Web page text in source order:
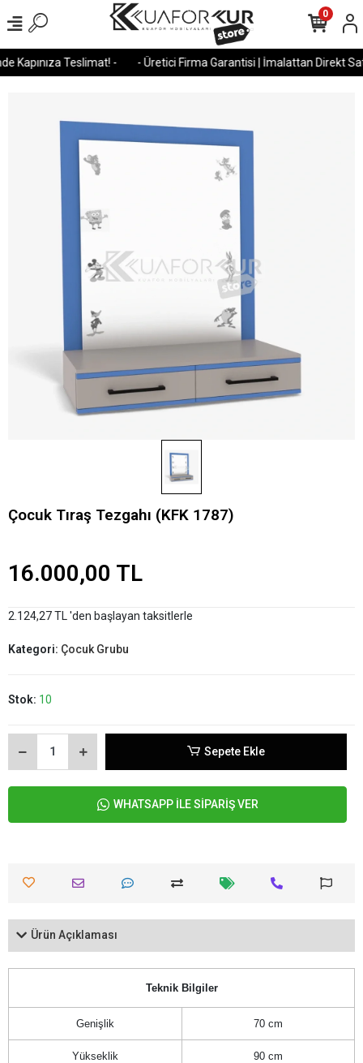
Kapınıza Teslimat! - - Üretici Firma Garantisi | İmalattan Direkt
0
Çocuk Tıraş Tezgahı (KFK 1787)
16.000,00 TL
2.124,27 TL 'den başlayan taksitlerle
Kategori: Çocuk Grubu
Stok: 10
Sepete Ekle
WHATSAPP İLE SİPARİŞ VER
Ürün Açıklaması
Teknik Bilgiler
Genişlik 70 cm
Yükseklik 90 cm